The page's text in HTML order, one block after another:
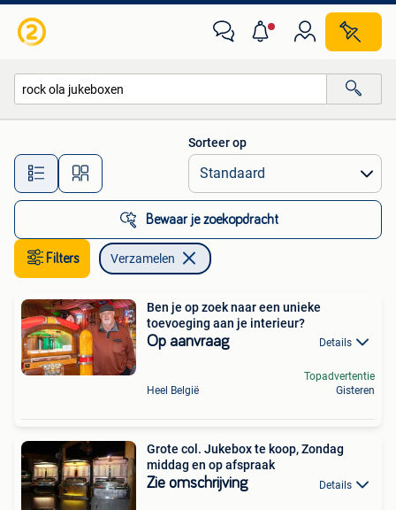
Alle afstanden…
Sorteer op
Bewaar je zoekopdracht
Filters Verzamelen
Ben je op zoek naar een unieke
toevoeging aan je interieur?
Op aanvraag Details
Heel België
Topadvertentie
Gisteren
Grote col. Jukebox te koop, Zondag
middag en op afspraak
Zie omschrijving Details